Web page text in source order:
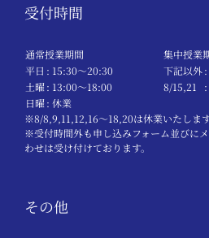
受付時間
通常授業期間
集中授業
平日 : 15:30〜20:30 下記以外
土曜: 13:00〜18:00 8/15,21
日曜: 休業
※8/8,9,11,12,16～18,20は休業いたします
※受付時間外も申し込みフォーム並びに
わせは受け付けております。
その他